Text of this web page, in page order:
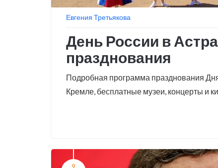
Евгения Третьякова
День России в
празднования
Подробная программа празднования
Кремле, бесплатные музеи, концерты и